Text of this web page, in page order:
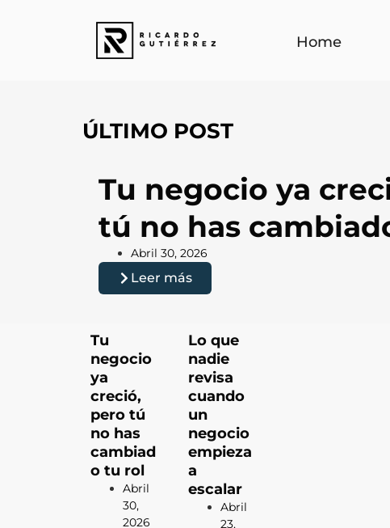
Home
ÚLTIMO POST
Tu negocio ya
tú no has
Abril 30, 2026
Leer más
Tu
negocio
ya
creció,
pero tú
no has
cambiad
o tu rol
Abril
30,
2026
Lo que
nadie
revisa
cuando
un
negocio
empieza
a
escalar
Abril
23,